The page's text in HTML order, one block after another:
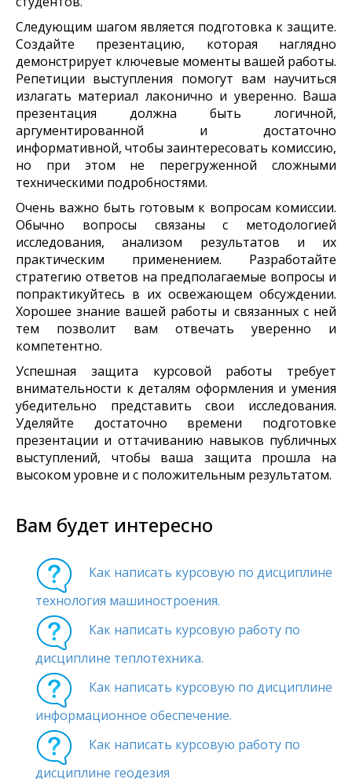
Следующим шагом является подготовка к защите.
Создайте презентацию, которая наглядно
демонстрирует ключевые моменты вашей работы.
Репетиции выступления помогут вам научиться
излагать материал лаконично и уверенно. Ваша
презентация должна быть логичной,
аргументированной и достаточно
информативной, чтобы заинтересовать комиссию,
но при этом не перегруженной сложными
техническими подробностями.
Очень важно быть готовым к вопросам комиссии.
Обычно вопросы связаны с методологией
исследования, анализом результатов и их
практическим применением. Разработайте
стратегию ответов на предполагаемые вопросы и
попрактикуйтесь в их освежающем обсуждении.
Хорошее знание вашей работы и связанных с ней
тем позволит вам отвечать уверенно и
компетентно.
Успешная защита курсовой работы требует
внимательности к деталям оформления и умения
убедительно представить свои исследования.
Уделяйте достаточно времени подготовке
презентации и оттачиванию навыков публичных
выступлений, чтобы ваша защита прошла на
высоком уровне и с положительным результатом.
Вам будет интересно
Как написать курсовую по дисциплине
технология машиностроения.
Как написать курсовую работу по
дисциплине теплотехника.
Как написать курсовую по дисциплине
информационное обеспечение.
Как написать курсовую работу по
дисциплине геодезия